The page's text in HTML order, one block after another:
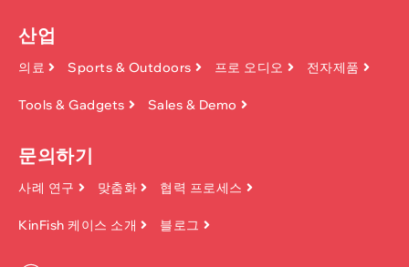
산업
의료 Sports & Outdoors 프로 오디오 전자제품
Tools & Gadgets Sales & Demo
문의하기
사례 연구 맞춤화 협력 프로세스
KinFish 케이스 소개 블로그